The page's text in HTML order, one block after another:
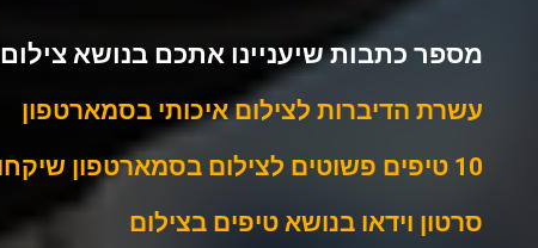
מספר כתבות שיעניינו אתכם בנושא צילום
עשרת הדיברות לצילום איכותי בסמארטפון
10 טיפים פשוטים לצילום בסמארטפון שיקחו אותך רחוק
סרטון וידאו בנושא טיפים בצילום